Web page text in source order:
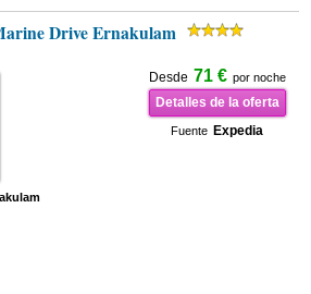
Drive Ernakulam
Desde 71 € por noche
Detalles de la oferta
Fuente Expedia